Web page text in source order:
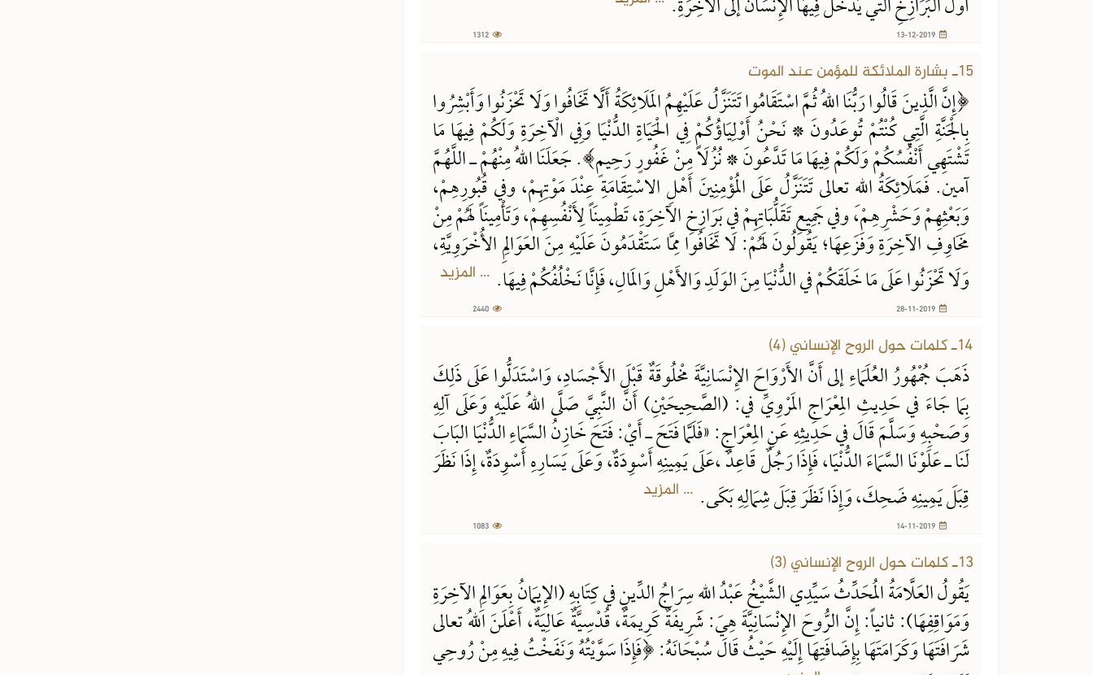
13-12-2019
15ـ بشارة الملائكة للمؤمن عند الموت
﴿إِنَّ الَّذِينَ قَالُوا رَبُّنَا اللهُ ثُمَّ اسْتَقَامُوا تَتَنَزَّلُ عَلَيْهِمُ المَلَائِكَةُ أَلَّا تَخَافُوا وَلَا تَحْزَنُوا وَأَبْشِرُوا
بِالْجَنَّةِ الَّتِي كُنْتُمْ تُوعَدُونَ * نَحْنُ أَوْلِيَاؤُكُمْ فِي الْحَيَاةِ الدُّنْيَا وَفِي الْآخِرَةِ وَلَكُمْ فِيهَا مَا
تَشْتَهِي أَنْفُسُكُمْ وَلَكُمْ فِيهَا مَا تَدَّعُونَ * نُزُلَاً مِنْ غَفُورٍ رَحِيمٍ﴾. جَعَلَنَا اللهُ مِنْهُمْ ـ اللَّهُمَّ
آمين. فَمَلَائِكَةُ اللهِ تعالى تَتَنَزَّلُ عَلَى المُؤْمِنِينَ أَهْلِ الاسْتِقَامَةِ عِنْدَ مَوْتِهِمْ، وفي قُبُورِهِمْ،
وَبَعْثِهِمْ وَحَشْرِهِمْ، وفي جَمِيعِ تَقَلُّبَاتِهِمْ في بَرَازِخِ الآخِرَةِ، تَطْمِينَاً لِأَنْفُسِهِمْ، وَتَأْمِينَاً لَهُمْ مِنْ
مَخَاوِفِ الآخِرَةِ وَفَزَعِهَا؛ يَقُولُونَ لَهُمْ: لَا تَخَافُوا مِمَّا سَتَقْدَمُونَ عَلَيْهِ مِنَ العَوَالِمِ الأُخْرَوِيَّةِ،
وَلَا تَحْزَنُوا عَلَى مَا خَلَقَكُمْ في الدُّنْيَا مِنَ الوَلَدِ وَالأَهْلِ وَالمَالِ، فَإِنَّا نَخْلُفُكُمْ فِيهَا. ... المزيد
28-11-2019
14ـ كلمات حول الروح الإنساني (4)
ذَهَبَ جُمْهُورُ العُلَمَاءِ إلى أَنَّ الأَرْوَاحَ الإِنْسَانِيَّةَ مْخلُوقَةٌ قَبْلَ الأَجْسَادِ، وَاسْتَدَلُّوا عَلَى ذَلِكَ
بِمَا جَاءَ في حَدِيثِ المِعْرَاجِ المَرْوِيِّ في: (الصَّحِيحَيْنِ) أَنَّ النَّبِيَّ صَلَّى اللهُ عَلَيْهِ وَعَلَى آلِهِ
وَصَحْبِهِ وَسَلَّمَ قَالَ في حَدِيثِهِ عَنِ المِعْرَاجِ: «فَلَمَّا فَتَحَ ـ أَيْ: فَتَحَ خَازِنُ السَّمَاءِ الدُّنْيَا البَابَ
لَنَا ـ عَلَوْنَا السَّمَاءَ الدُّنْيَا، فَإِذَا رَجُلٌ قَاعِدٌ ،عَلَى يَمِينِهِ أَسْوِدَةٌ، وَعَلَى يَسَارِهِ أَسْوِدَةٌ، إِذَا نَظَرَ
قِبَلَ يَمِينِهِ ضَحِكَ، وَإِذَا نَظَرَ قِبَلَ شِمَالِهِ بَكَى. ... المزيد
14-11-2019
13ـ كلمات حول الروح الإنساني (3)
يَقُولُ العَلَّامَةُ المُحَدِّثُ سَيِّدِي الشَّيْخُ عَبْدُ اللهِ سِرَاجُ الدِّينِ في كِتَابِهِ (الإِيمَانُ بِعَوَالِمِ الآخِرَةِ
وَمَوَاقِفِهَا): ثانياً: إِنَّ الرُّوحَ الإِنْسَانِيَّةَ هِيَ: شَرِيفَةٌ كَرِيمَةٌ، قُدْسِيَّةٌ عَالِيَةٌ، أَعْلَنَ اللهُ تعالى
شَرَافَتَهَا وَكَرَامَتَهَا بِإِضَافَتِهَا إِلَيْهِ حَيْثُ قَالَ سُبْحَانَهُ: ﴿فَإِذَا سَوَّيْتُهُ وَنَفَخْتُ فِيهِ مِنْ رُوحِي